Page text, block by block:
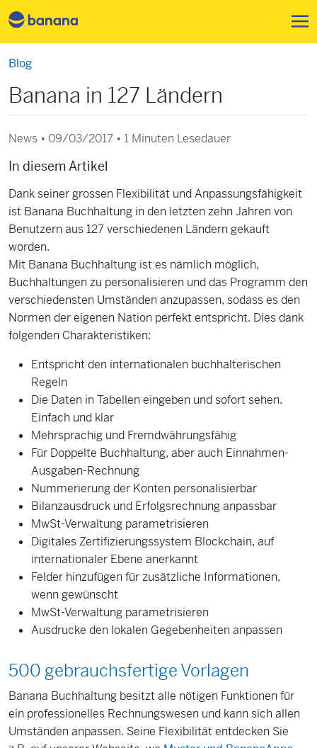
Blog
Banana in 127 Ländern
News • 09/03/2017 • 1 Minuten Lesedauer
In diesem Artikel
Dank seiner grossen Flexibilität und Anpassungsfähigkeit
ist Banana Buchhaltung in den letzten zehn Jahren von
Benutzern aus 127 verschiedenen Ländern gekauft
worden.
Mit Banana Buchhaltung ist es nämlich möglich,
Buchhaltungen zu personalisieren und das Programm den
verschiedensten Umständen anzupassen, sodass es den
Normen der eigenen Nation perfekt entspricht. Dies dank
folgenden Charakteristiken:
Entspricht den internationalen buchhalterischen
Regeln
Die Daten in Tabellen eingeben und sofort sehen.
Einfach und klar
Mehrsprachig und Fremdwährungsfähig
Für Doppelte Buchhaltung, aber auch Einnahmen-
Ausgaben-Rechnung
Nummerierung der Konten personalisierbar
Bilanzausdruck und Erfolgsrechnung anpassbar
MwSt-Verwaltung parametrisieren
Digitales Zertifizierungssystem Blockchain, auf
internationaler Ebene anerkannt
Felder hinzufügen für zusätzliche Informationen,
wenn gewünscht
MwSt-Verwaltung parametrisieren
Ausdrucke den lokalen Gegebenheiten anpassen
500 gebrauchsfertige Vorlagen
Banana Buchhaltung besitzt alle nötigen Funktionen für
ein professionelles Rechnungswesen und kann sich allen
Umständen anpassen. Seine Flexibilität entdecken Sie